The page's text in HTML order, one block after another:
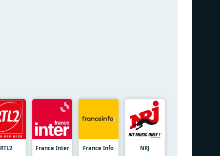
RTL2 France Inter France Info NRJ